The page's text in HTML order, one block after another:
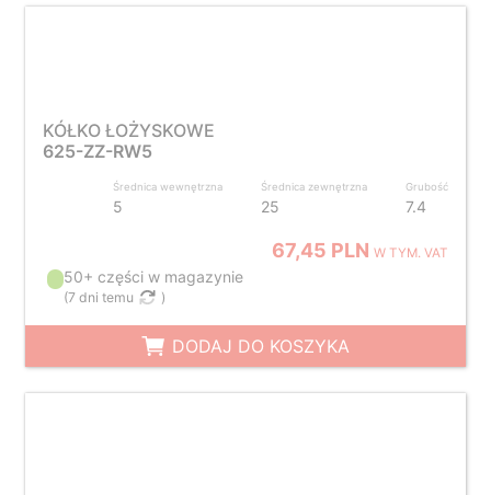
KÓŁKO ŁOŻYSKOWE
625-ZZ-RW5
Średnica wewnętrzna
5
Średnica zewnętrzna
25
Grubość
7.4
67,45 PLNW TYM. VAT
50+ części w magazynie
(7 dni temu )
DODAJ DO KOSZYKA